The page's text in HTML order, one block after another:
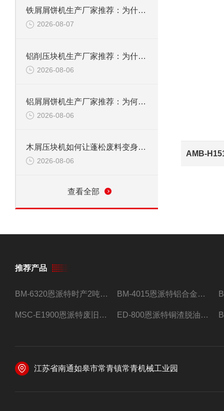
铁屑屑饼机生产厂家推荐：为什么恩派特是您的优选伙伴
2026-08-07
铝削压块机生产厂家推荐：为什么恩派特是值得信赖的选择？
2026-08-06
铝屑屑饼机生产厂家推荐：为何恩派特成为金属回收行业的“隐形优选”？
2026-08-06
木屑压块机如何让蓬松废料变身高能燃料？
2026-08-06
查看全部
推荐产品
BM-6320恩派特时产2吨合金钢屑压饼机 BM-4015恩派特铝合金屑压饼机 脱油效果好
MSC-E1900恩派特废旧锂电池极片破碎处理设备 ED-800恩派特铜渣脱油机废铜屑铝屑甩油机
江苏省南通如皋市常青镇常青机械工业园